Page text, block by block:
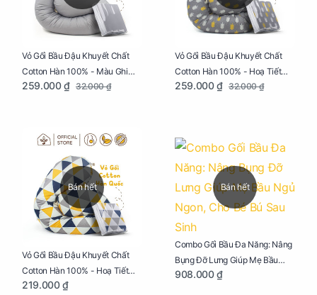
Vỏ Gối Bầu Đậu Khuyết Chất
Cotton Hàn 100% - Màu Ghi
Xám
259.000 ₫ 32.000 ₫
Vỏ Gối Bầu Đậu Khuyết Chất
Cotton Hàn 100% - Hoạ Tiết
Xương Cá
259.000 ₫ 32.000 ₫
Bán hết
Vỏ Gối Bầu Đậu Khuyết Chất
Cotton Hàn 100% - Hoạ Tiết
Tam Giác
219.000 ₫
Bán hết
Combo Gối Bầu Đa Năng: Nâng
Bụng Đỡ Lưng Giúp Mẹ Bầu
Ngủ Ngon, Cho Bé Bú Sau Sinh
908.000 ₫